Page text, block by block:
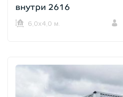
внутри 2616
6,0х4,0 м.